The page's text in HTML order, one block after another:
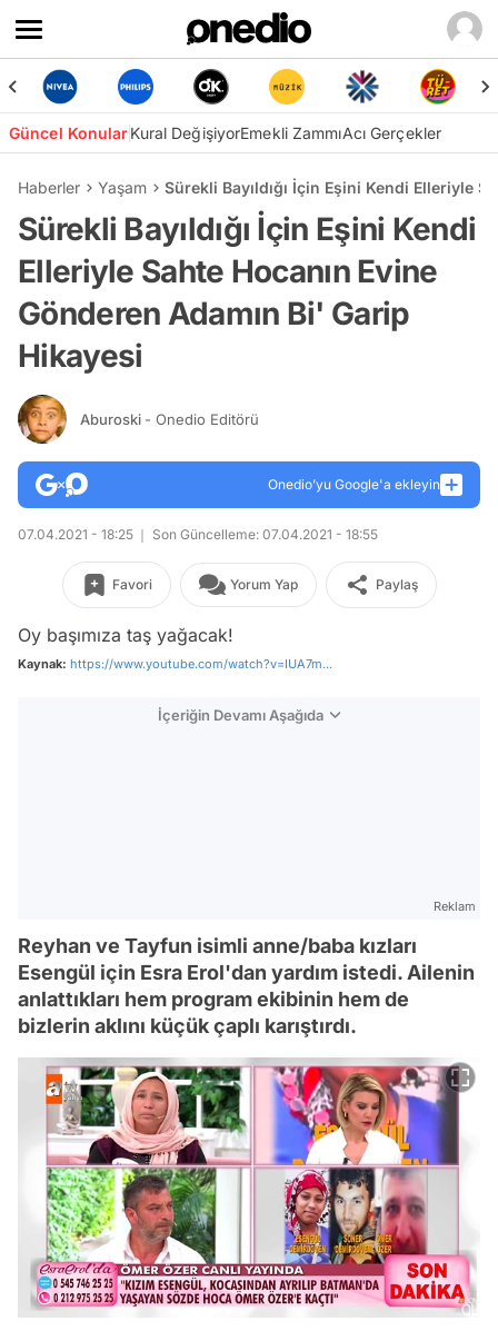
Güncel KonularKural DeğişiyorEmekli ZammıAcı Gerçekler
Haberler Yaşam Sürekli Bayıldığı İçin Eşini Kendi Elleriyle
Sürekli Bayıldığı İçin Eşini Kendi
Elleriyle Sahte Hocanın Evine
Gönderen Adamın Bi' Garip
Hikayesi
Aburoski - Onedio Editörü
Onedio’yu Google'a ekleyin
07.04.2021 - 18:25 Son Güncelleme: 07.04.2021 - 18:55
Favori Yorum Yap Paylaş
Oy başımıza taş yağacak!
Kaynak: https://www.youtube.com/watch?v=IUA7m...
İçeriğin Devamı Aşağıda
Reklam
Reyhan ve Tayfun isimli anne/baba kızları
Esengül için Esra Erol'dan yardım istedi. Ailenin
anlattıkları hem program ekibinin hem de
bizlerin aklını küçük çaplı karıştırdı.